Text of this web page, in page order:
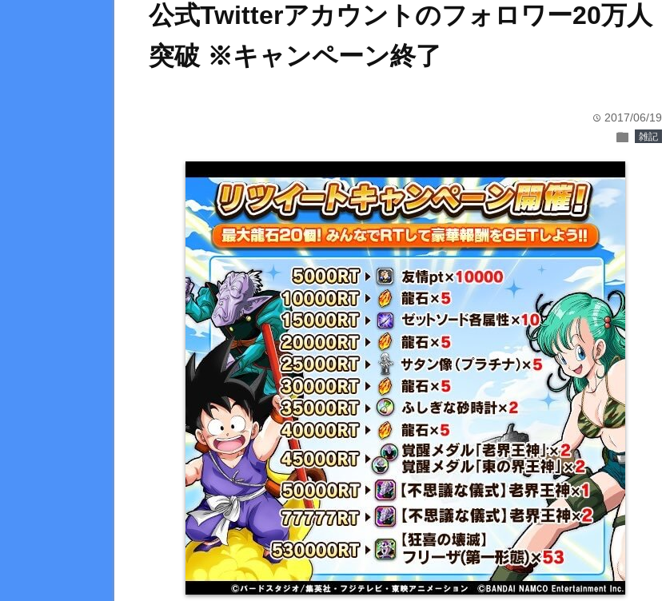
公式Twitterアカウントのフォロワー20万人
突破 ※キャンペーン終了
time 2017/06/19
folder 雑記